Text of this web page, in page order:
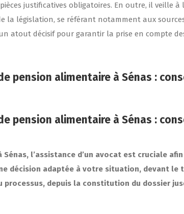
justificatives obligatoires. En outre, il veille à
la législation, se référant notamment aux
atout décisif pour garantir la prise en compte
pension alimentaire à Sénas :
pension alimentaire à Sénas :
l’assistance d’un avocat est cruciale
décision adaptée à votre situation, devant le
depuis la constitution du dossier